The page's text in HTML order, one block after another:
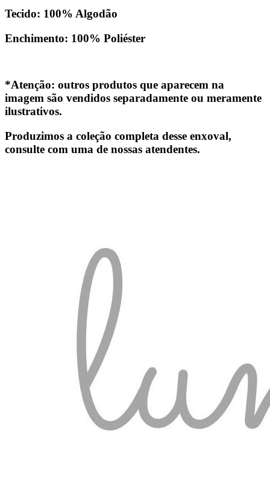
Tecido: 100% Algodão
Enchimento: 100% Poliéster
*Atenção: outros produtos que aparecem na
imagem são vendidos separadamente ou meramente
ilustrativos.
Produzimos a coleção completa desse enxoval,
consulte com uma de nossas atendentes.